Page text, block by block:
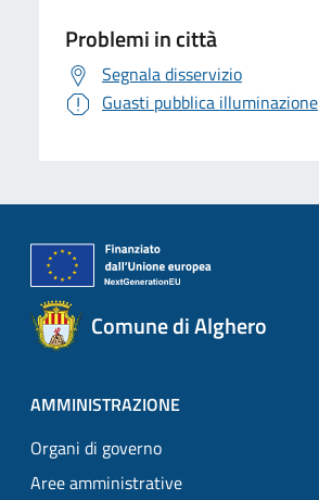
Problemi in città
Segnala disservizio
Guasti pubblica illuminazione
Comune di Alghero
AMMINISTRAZIONE
Organi di governo
Aree amministrative